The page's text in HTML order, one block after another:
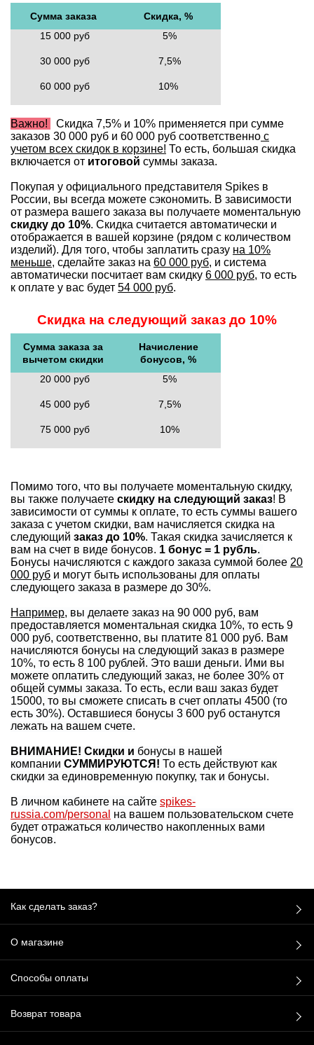
Сумма заказа
Скидка, %
15 000 руб
5%
30 000 руб 7,5%
60 000 руб 10%
Важно!
Скидка 7,5% и 10% применяется при сумме
заказов 30 000 руб и 60 000 руб соответственно с
учетом всех скидок в корзине! То есть, большая скидка
включается от итоговой суммы заказа.
Покупая у официального представителя Spikes в
России, вы всегда можете сэкономить. В зависимости
от размера вашего заказа вы получаете моментальную
скидку до 10%. Скидка считается автоматически и
отображается в вашей корзине (рядом с количеством
изделий). Для того, чтобы заплатить сразу на 10%
меньше, сделайте заказ на 60 000 руб, и система
автоматически посчитает вам скидку 6 000 руб, то есть
к оплате у вас будет 54 000 руб.
Скидка на следующий заказ до 10%
Сумма заказа за
вычетом скидки
Начисление
бонусов, %
20 000 руб
5%
45 000 руб 7,5%
75 000 руб 10%
Помимо того, что вы получаете моментальную скидку,
вы также получаете скидку на следующий заказ! В
зависимости от суммы к оплате, то есть суммы вашего
заказа с учетом скидки, вам начисляется скидка на
следующий заказ до 10%. Такая скидка зачисляется к
вам на счет в виде бонусов. 1 бонус = 1 рубль.
Бонусы начисляются с каждого заказа суммой более 20
000 руб и могут быть использованы для оплаты
следующего заказа в размере до 30%.
Например, вы делаете заказ на 90 000 руб, вам
предоставляется моментальная скидка 10%, то есть 9
000 руб, соответственно, вы платите 81 000 руб. Вам
начисляются бонусы на следующий заказ в размере
10%, то есть 8 100 рублей. Это ваши деньги. Ими вы
можете оплатить следующий заказ, не более 30% от
общей суммы заказа. То есть, если ваш заказ будет
15000, то вы сможете списать в счет оплаты 4500 (то
есть 30%). Оставшиеся бонусы 3 600 руб останутся
лежать на вашем счете.
ВНИМАНИЕ! Скидки и бонусы в нашей
компании СУММИРУЮТСЯ! То есть действуют как
скидки за единовременную покупку, так и бонусы.
В личном кабинете на сайте spikes-
russia.com/personal на вашем пользовательском счете
будет отражаться количество накопленных вами
бонусов.
Как сделать заказ?
О магазине
Способы оплаты
Возврат товара